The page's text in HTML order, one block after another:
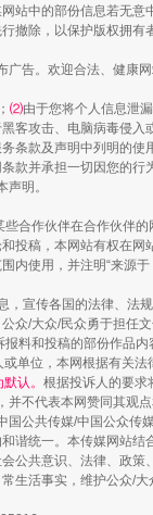
站中的部份信息若无意
撤除，以保护版权拥有
告。欢迎合法、健康
⑵由于您将个人信息泄
客攻击、电脑病毒侵入
条款及声明中列明的使
款并承担一切因您的行
明。
合作伙伴在合作伙伴
投稿，本网站有权在网
使用，并注明“来源于
，宣传各国的法律、法
众/大众/民众勇于担任文
料和投稿的部份作品
单位，本网根据有关
认。 根据投诉人的要求
不代表本网赞同其观点
国公共传媒/中国公众传
谐统一。本传媒网站结
公共意识、法律、政策
生活事实，维护公众/